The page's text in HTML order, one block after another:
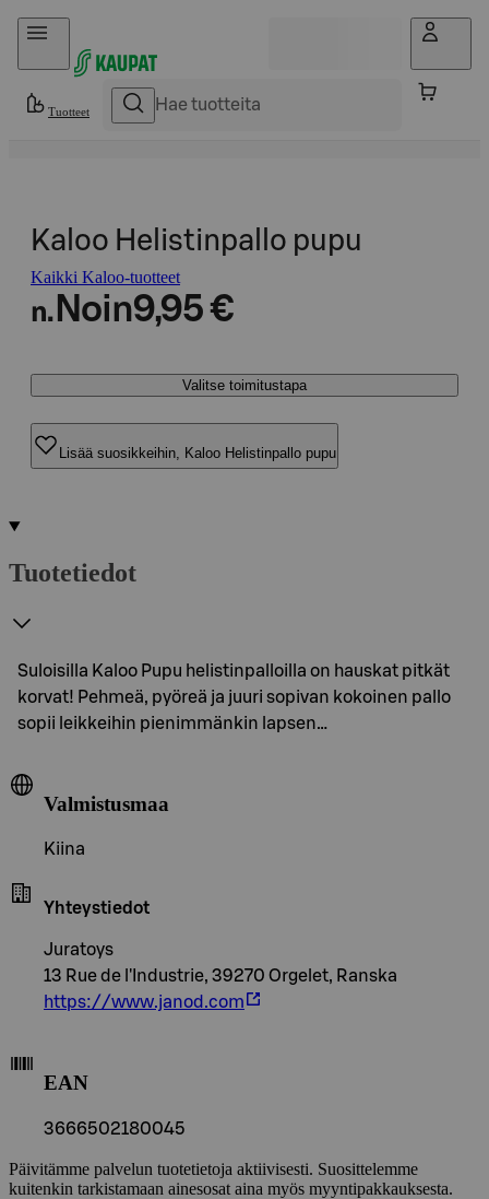
Hyppää sisältöön
Tuotteet
Kaloo Helistinpallo pupu
Kaikki Kaloo-tuotteet
n. Noin9,95 €
Valitse toimitustapa
Lisää suosikkeihin, Kaloo Helistinpallo pupu
Tuotetiedot
Suloisilla Kaloo Pupu helistinpalloilla on hauskat pitkät
korvat! Pehmeä, pyöreä ja juuri sopivan kokoinen pallo
sopii leikkeihin pienimmänkin lapsen…
Valmistusmaa
Kiina
Yhteystiedot
Juratoys
13 Rue de l'Industrie, 39270 Orgelet, Ranska
https://www.janod.com
EAN
3666502180045
Päivitämme palvelun tuotetietoja aktiivisesti. Suosittelemme
kuitenkin tarkistamaan ainesosat aina myös myyntipakkauksesta.